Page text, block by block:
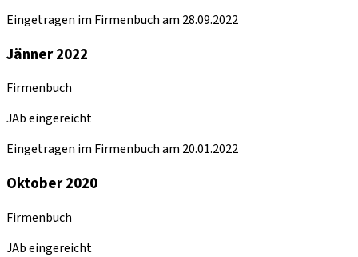
Eingetragen im Firmenbuch am 28.09.2022
Jänner 2022
Firmenbuch
JAb eingereicht
Eingetragen im Firmenbuch am 20.01.2022
Oktober 2020
Firmenbuch
JAb eingereicht